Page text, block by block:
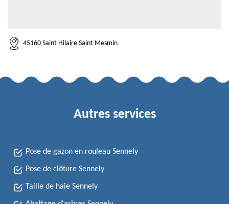
45160 Saint Hilaire Saint Mesmin
Autres services
Pose de gazon en rouleau Sennely
Pose de clôture Sennely
Taille de haie Sennely